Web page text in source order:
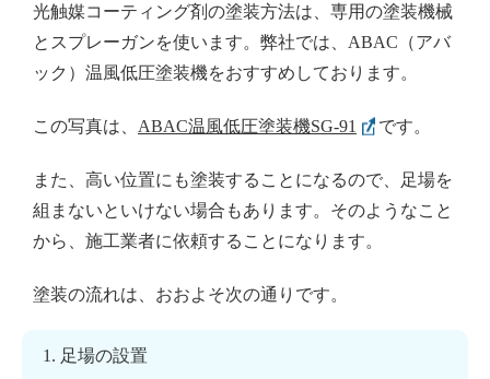
光触媒コーティング剤の塗装方法は、専用の塗装機械
とスプレーガンを使います。弊社では、ABAC（アバ
ック）温風低圧塗装機をおすすめしております。
この写真は、 ABAC温風低圧塗装機SG-91 です。
また、高い位置にも塗装することになるので、足場を
組まないといけない場合もあります。そのようなこと
から、施工業者に依頼することになります。
塗装の流れは、おおよそ次の通りです。
足場の設置